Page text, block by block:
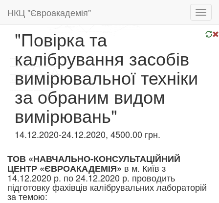
НКЦ "Євроакадемія"
"Повірка та
калібрування засобів
вимірювальної техніки
за обраним видом
вимірювань"
14.12.2020-24.12.2020, 4500.00 грн.
ТОВ «НАВЧАЛЬНО-КОНСУЛЬТАЦІЙНИЙ
ЦЕНТР «ЄВРОАКАДЕМІЯ» в м. Київ з
14.12.2020 р. по 24.12.2020 р. проводить
підготовку фахівців калібрувальних лабораторій
за темою:​​